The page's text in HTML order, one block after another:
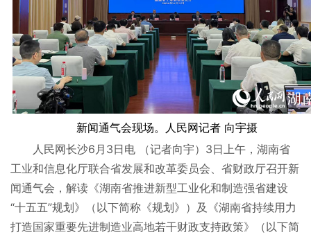
新闻通气会现场。人民网记者 向宇摄
人民网长沙6月3日电 （记者向宇）3日上午，湖南省
工业和信息化厅联合省发展和改革委员会、省财政厅召开新
闻通气会，解读《湖南省推进新型工业化和制造强省建设
“十五五”规划》（以下简称《规划》）及《湖南省持续用力
打造国家重要先进制造业高地若干财政支持政策》（以下简